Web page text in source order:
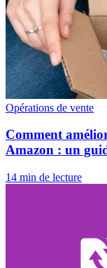
Opérations de vente
Comment
Amazon : un
14 min de lecture